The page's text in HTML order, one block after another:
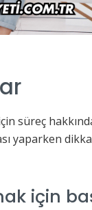
süreç
yaparken
için